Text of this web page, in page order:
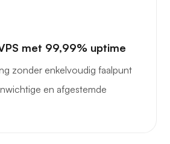
met 99,99% uptime
zonder enkelvoudig faalpunt
en afgestemde